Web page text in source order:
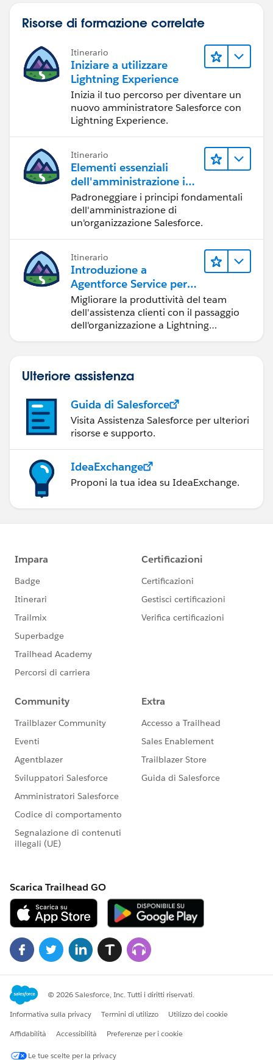
Risorse di formazione correlate
Itinerario
Iniziare a utilizzare
Lightning Experience
Inizia il tuo percorso per diventare un
nuovo amministratore Salesforce con
Lightning Experience.
Itinerario
Elementi essenziali
dell'amministrazione in
Lightning Experience
Padroneggiare i principi fondamentali
dell'amministrazione di
un'organizzazione Salesforce.
Itinerario
Introduzione a
Agentforce Service per
Lightning Experience
Migliorare la produttività del team
dell'assistenza clienti con il passaggio
dell'organizzazione a Lightning
Ulteriore assistenza
Guida di Salesforce
Visita Assistenza Salesforce per ulteriori
risorse e supporto.
IdeaExchange
Proponi la tua idea su IdeaExchange.